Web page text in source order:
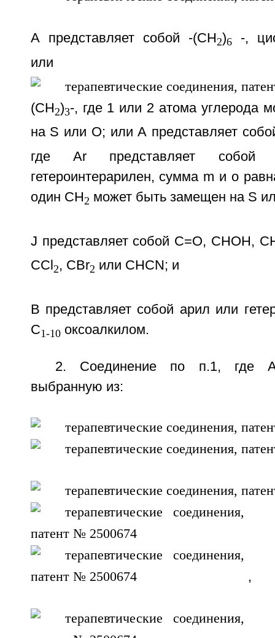
А представляет собой -(СН2)6 -,
или
(СН2)3-, где 1 или 2 атома углерода
на S или О; или А представляет
где Ar представляет собой
гетероинтерарилен, сумма m и о
один СН2 может быть замещен на S
J представляет собой С=O, СНОН,
CCl 2, CBr2 или CHCN; и
В представляет собой арил или
C1-10оксоалкилом.
2. Соединение по п.1, где А
выбранную из:
,